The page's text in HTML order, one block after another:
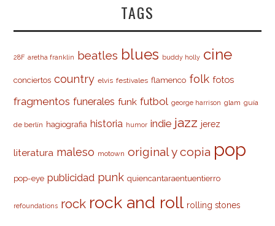
TAGS
28F aretha franklin beatles blues buddy holly cine
conciertos country elvis festivales flamenco folk fotos
fragmentos funerales funk futbol george harrison glam guía
de berlín hagiografia historia humor indie jazz jerez
literatura maleso motown original y copia pop
pop-eye publicidad punk quiencantaraentuentierro
refoundations rock rock and roll rolling stones